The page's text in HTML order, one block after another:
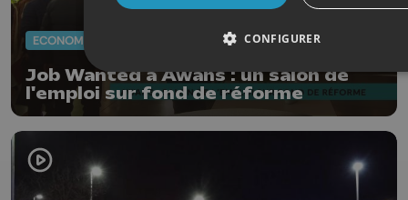
ECONOMIE 24/01/2026
Job Wanted à Awans : un salon de
l'emploi sur fond de réforme
CONFIGURER